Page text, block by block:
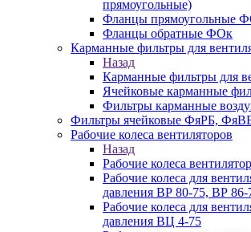
прямоугольные)
Фланцы прямоугольные
Фланцы обратные ФОк
Карманные фильтры для
Назад
Карманные фильтры для
Ячейковые карманные
Фильтры карманные
Фильтры ячейковые ФяРБ,
Рабочие колеса вентиляторов
Назад
Рабочие колеса
Рабочие колеса для
давления ВР 80-75, ВР 86-
Рабочие колеса для
давления ВЦ 4-75